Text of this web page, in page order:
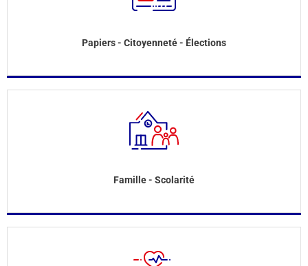
Papiers - Citoyenneté - Élections
Famille - Scolarité